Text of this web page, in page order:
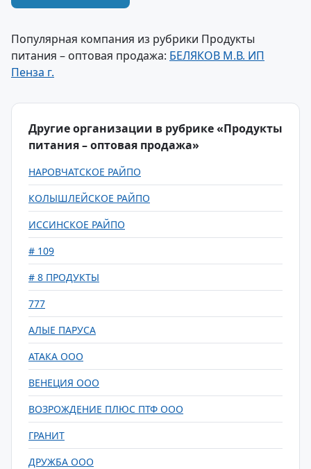
Популярная компания из рубрики Продукты
питания – оптовая продажа: БЕЛЯКОВ М.В. ИП
Пенза г.
Другие организации в рубрике «Продукты
питания – оптовая продажа»
НАРОВЧАТСКОЕ РАЙПО
КОЛЫШЛЕЙСКОЕ РАЙПО
ИССИНСКОЕ РАЙПО
# 109
# 8 ПРОДУКТЫ
777
АЛЫЕ ПАРУСА
АТАКА ООО
ВЕНЕЦИЯ ООО
ВОЗРОЖДЕНИЕ ПЛЮС ПТФ ООО
ГРАНИТ
ДРУЖБА ООО